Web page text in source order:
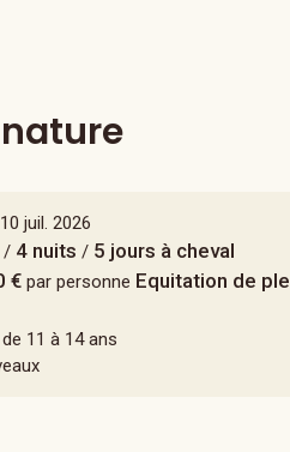
juil. 2026
/ 4 nuits / 5 jours à cheval
€par personne Equitation de
11 à 14 ans